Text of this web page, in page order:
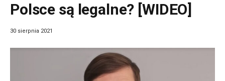
Polsce są legalne? [WIDEO]
30 sierpnia 2021